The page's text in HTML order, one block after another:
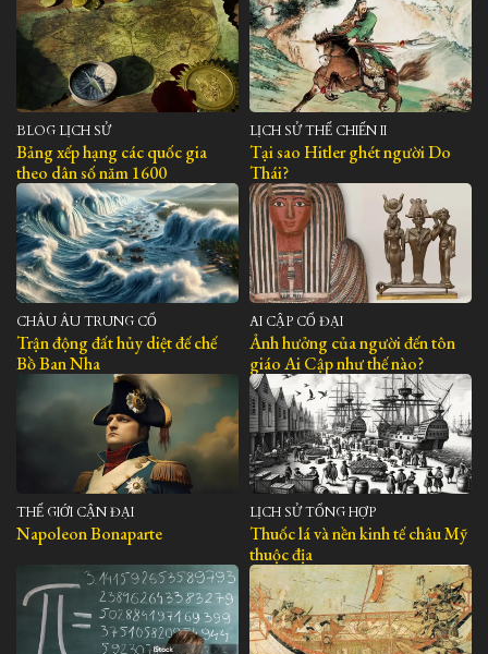
BLOG LỊCH SỬ
Bảng xếp hạng các quốc gia
theo dân số năm 1600
LỊCH SỬ THẾ CHIẾN II
Tại sao Hitler ghét người Do
Thái?
CHÂU ÂU TRUNG CỔ
Trận động đất hủy diệt đế chế
Bồ Ban Nha
AI CẬP CỔ ĐẠI
Ảnh hưởng của người đến tôn
giáo Ai Cập như thế nào?
THẾ GIỚI CẬN ĐẠI
Napoleon Bonaparte
LỊCH SỬ TỔNG HỢP
Thuốc lá và nền kinh tế châu Mỹ
thuộc địa